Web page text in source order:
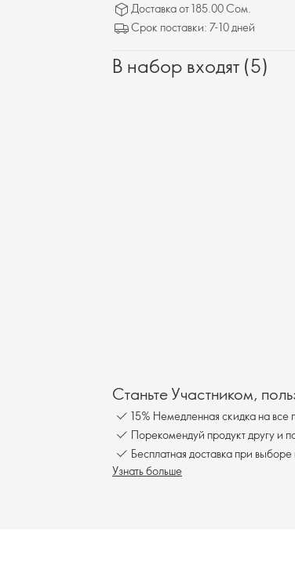
Доставка от 185.00 Сом.
Срок поставки: 7-10 дней
В набор входят (5)
Станьте Участником,
15% Немедленная скидка на все
Порекомендуй продукт другу и
Бесплатная
Узнать больше